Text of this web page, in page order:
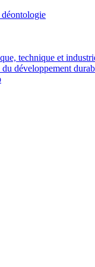
technique et
développement